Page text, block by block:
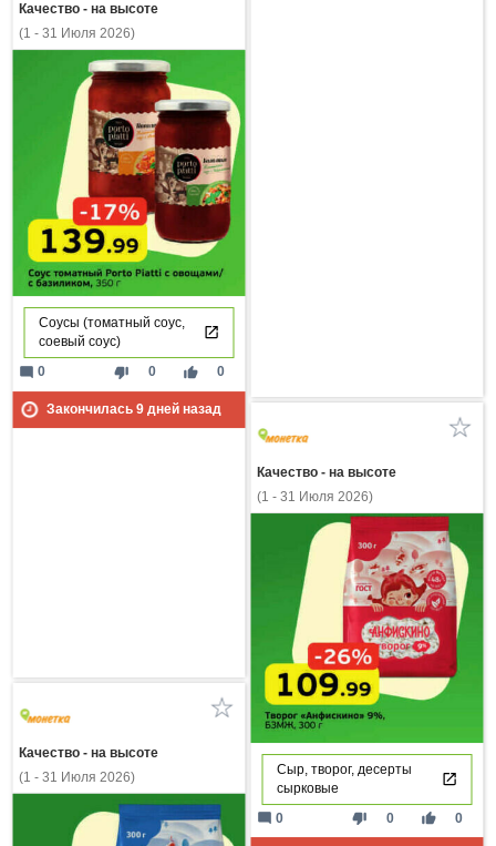
Качество - на высоте
(1 - 31 Июля 2026)
Соусы (томатный соус,
соевый соус)
thumb_down 0 thumb_up 0
mode_comment 0
Закончилась 9дней назад
Качество - на высоте
(1 - 31 Июля 2026)
Сыр, творог, десерты
сырковые
thumb_down 0 thumb_up 0
mode_comment 0
Качество - на высоте
(1 - 31 Июля 2026)